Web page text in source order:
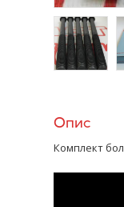
Опис
Комплект